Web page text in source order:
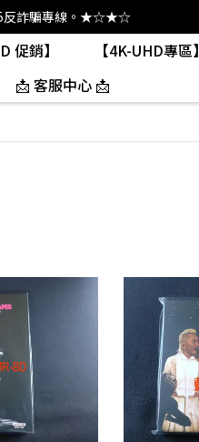
反詐騙專線。★☆★☆
促銷】
【4K-UHD專區】
📩 客服中心 📩